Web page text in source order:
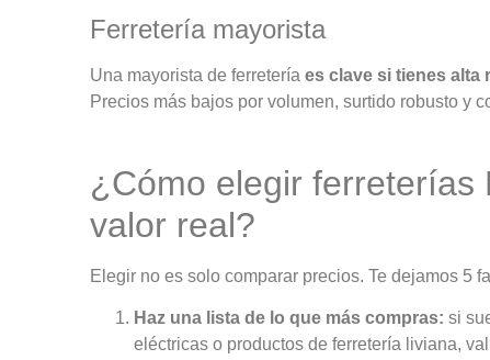
Ferretería mayorista
Una mayorista de ferretería es clave si tienes alta
Precios más bajos por volumen, surtido robusto y
¿Cómo elegir ferreterías
valor real?
Elegir no es solo comparar precios. Te dejamos 5
Haz una lista de lo que más compras: si
eléctricas o productos de ferretería liviana,